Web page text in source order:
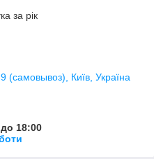
за рік
(самовывоз), Київ, Україна
18:00